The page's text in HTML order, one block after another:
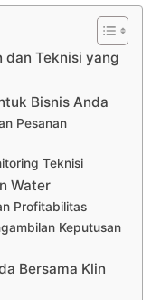
dan Teknisi yang
Bisnis Anda
Pesanan
Teknisi
Water
Profitabilitas
Keputusan
Bersama Klin